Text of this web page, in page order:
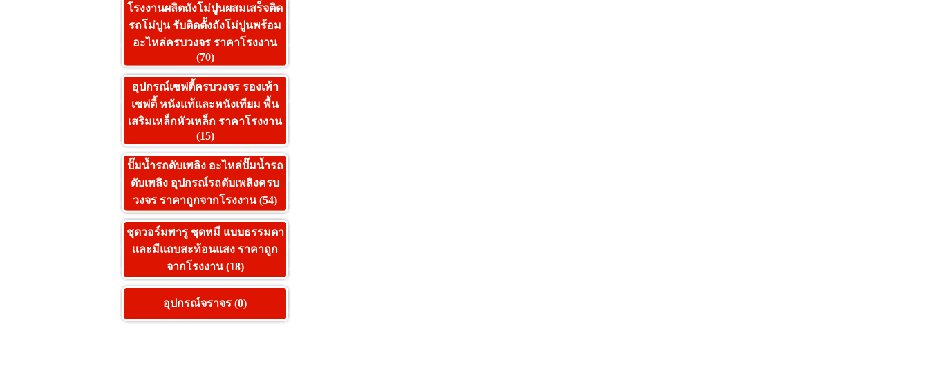
โรงงานผลิตถังโม่ปูนผสมเสร็จติด
รถโม่ปูน รับติดตั้งถังโม่ปูนพร้อม
อะไหล่ครบวงจร ราคาโรงงาน
(70)
อุปกรณ์เซฟตี้ครบวงจร รองเท้า
เซฟตี้ หนังแท้และหนังเทียม พื้น
เสริมเหล็กหัวเหล็ก ราคาโรงงาน
(15)
ปั๊มน้ำรถดับเพลิง อะไหล่ปั๊มน้ำรถ
ดับเพลิง อุปกรณ์รถดับเพลิงครบ
วงจร ราคาถูกจากโรงงาน (54)
ชุดวอร์มพารู ชุดหมี แบบธรรมดา
และมีแถบสะท้อนแสง ราคาถูก
จากโรงงาน (18)
อุปกรณ์จราจร (0)